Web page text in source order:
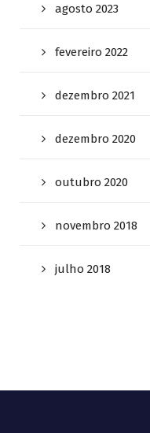
agosto 2023
fevereiro 2022
dezembro 2021
dezembro 2020
outubro 2020
novembro 2018
julho 2018